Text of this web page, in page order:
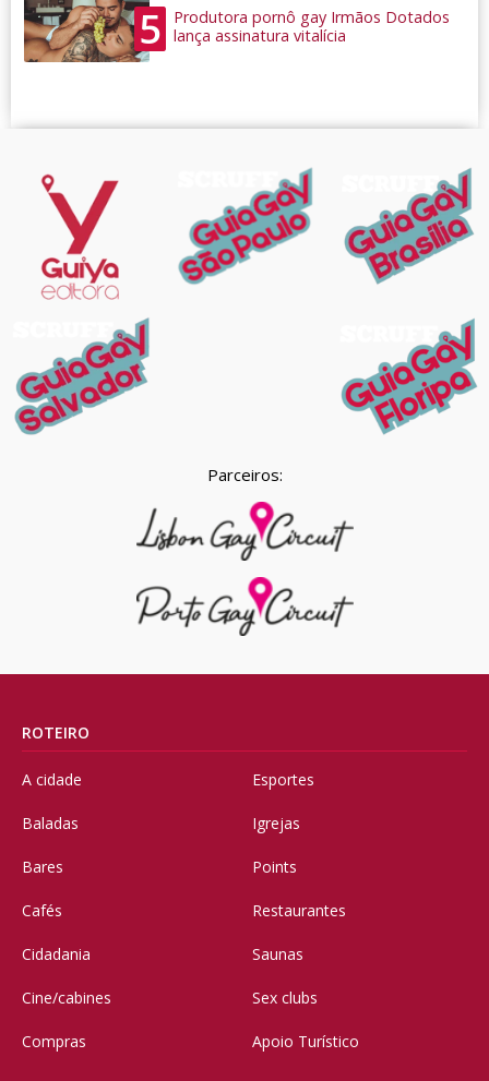
5
Produtora pornô gay Irmãos Dotados
lança assinatura vitalícia
Parceiros:
ROTEIRO
A cidade
Baladas
Bares
Cafés
Cidadania
Cine/cabines
Compras
Esportes
Igrejas
Points
Restaurantes
Saunas
Sex clubs
Apoio Turístico